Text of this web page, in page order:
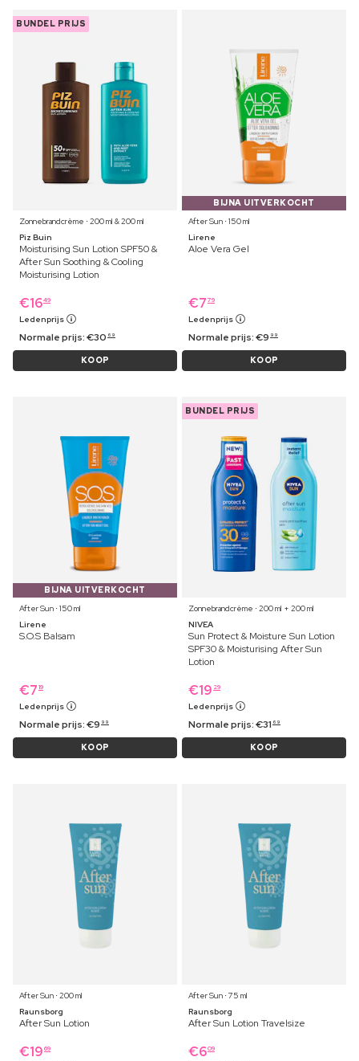
BUNDEL PRIJS
Zonnebrandcrème ⋅ 200 ml & 200 ml
Piz Buin
Moisturising Sun Lotion SPF50 &
After Sun Soothing & Cooling
Moisturising Lotion
€1649
Ledenprijs
Normale prijs:€30 69
KOOP
BIJNA UITVERKOCHT
After Sun ⋅ 150 ml
Lirene
Aloe Vera Gel
€7 79
Ledenprijs
Normale prijs:€9 99
KOOP
BIJNA UITVERKOCHT
After Sun ⋅ 150 ml
Lirene
S.O.S Balsam
€7 19
Ledenprijs
Normale prijs:€9 99
KOOP
BUNDEL PRIJS
Zonnebrandcrème ⋅ 200 ml + 200 ml
NIVEA
Sun Protect & Moisture Sun Lotion
SPF30 & Moisturising After Sun
Lotion
€19 29
Ledenprijs
Normale prijs:€31 69
KOOP
After Sun ⋅ 200 ml
Raunsborg
After Sun Lotion
€19 69
After Sun ⋅ 75 ml
Raunsborg
After Sun Lotion Travelsize
€609